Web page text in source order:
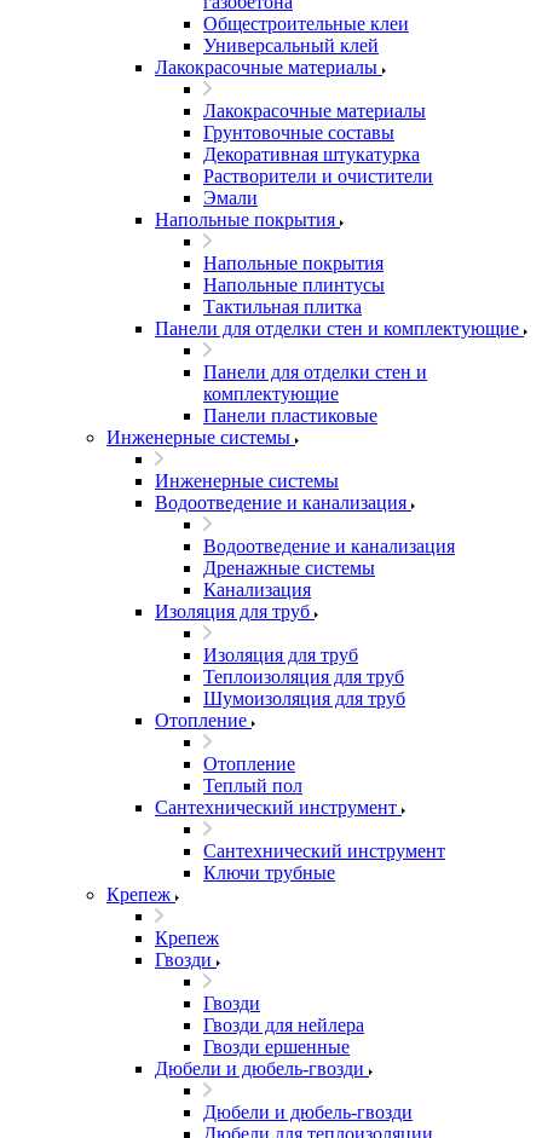
Общестроительные клеи
Универсальный клей
Лакокрасочные материалы
Лакокрасочные материалы
Грунтовочные составы
Декоративная штукатурка
Растворители и очистители
Эмали
Напольные покрытия
Напольные покрытия
Напольные плинтусы
Тактильная плитка
Панели для отделки стен и комплектующие
Панели для отделки стен и
комплектующие
Панели пластиковые
Инженерные системы
Инженерные системы
Водоотведение и канализация
Водоотведение и канализация
Дренажные системы
Канализация
Изоляция для труб
Изоляция для труб
Теплоизоляция для труб
Шумоизоляция для труб
Отопление
Отопление
Теплый пол
Сантехнический инструмент
Сантехнический инструмент
Ключи трубные
Крепеж
Крепеж
Гвозди
Гвозди
Гвозди для нейлера
Гвозди ершенные
Дюбели и дюбель-гвозди
Дюбели и дюбель-гвозди
Дюбели для теплоизоляции